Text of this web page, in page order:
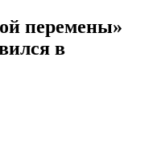
перемены»
в